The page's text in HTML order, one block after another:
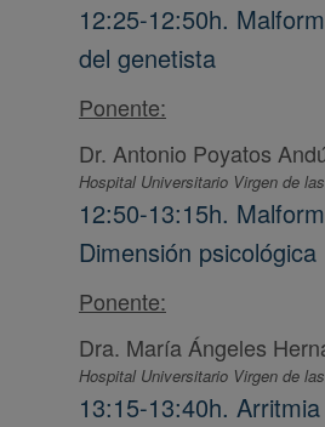
12:25-12:50h.
del genetista
Ponente:
Dr. Antonio Poyatos
Hospital Universitario Virgen de
12:50-13:15h.
Dimensión psicológica
Ponente:
Dra. María Ángeles
Hospital Universitario Virgen de
13:15-13:40h.